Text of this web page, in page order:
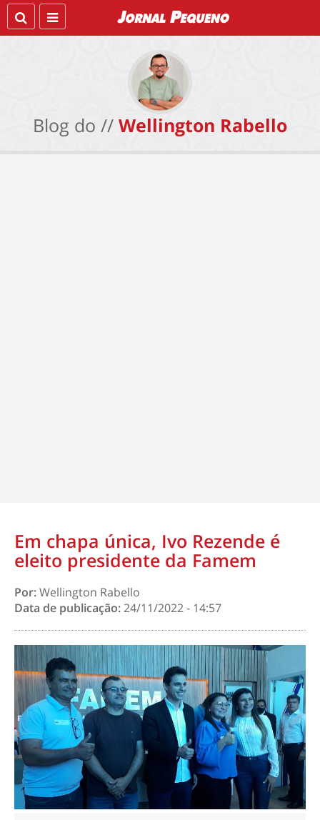
Blog do // Wellington Rabello
Em chapa única, Ivo Rezende é
eleito presidente da Famem
Por:Wellington Rabello
Data de publicação:24/11/2022 - 14:57